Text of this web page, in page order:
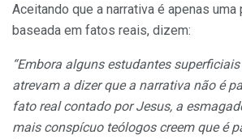
Aceitando que a narrativa é apenas uma
baseada em fatos reais, dizem:
“Embora alguns estudantes
atrevam a dizer que a narrativa não é
fato real contado por Jesus, a
mais conspícuo teólogos creem que é